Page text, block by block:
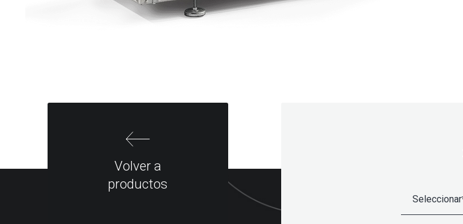
Volver a
productos